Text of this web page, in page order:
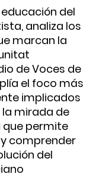
del
analiza los
marcan la
de Voces de
el foco más
implicados
mirada de
que permite
comprender
del